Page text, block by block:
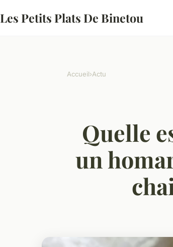
Les Petits Plats De Binetou
Accueil›Actu
Quelle
un